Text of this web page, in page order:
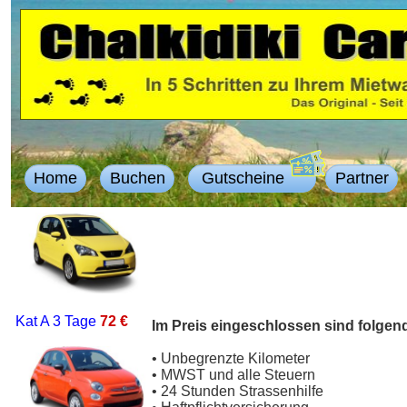
Home Buchen Gutscheine Partner
Kat A3 Tage 72 € Im Preis eingeschlossen sind
• Unbegrenzte Kilometer
• MWST und alle Steuern
• 24 Stunden Strassenhilfe